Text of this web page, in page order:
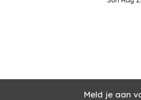
Meld je aan